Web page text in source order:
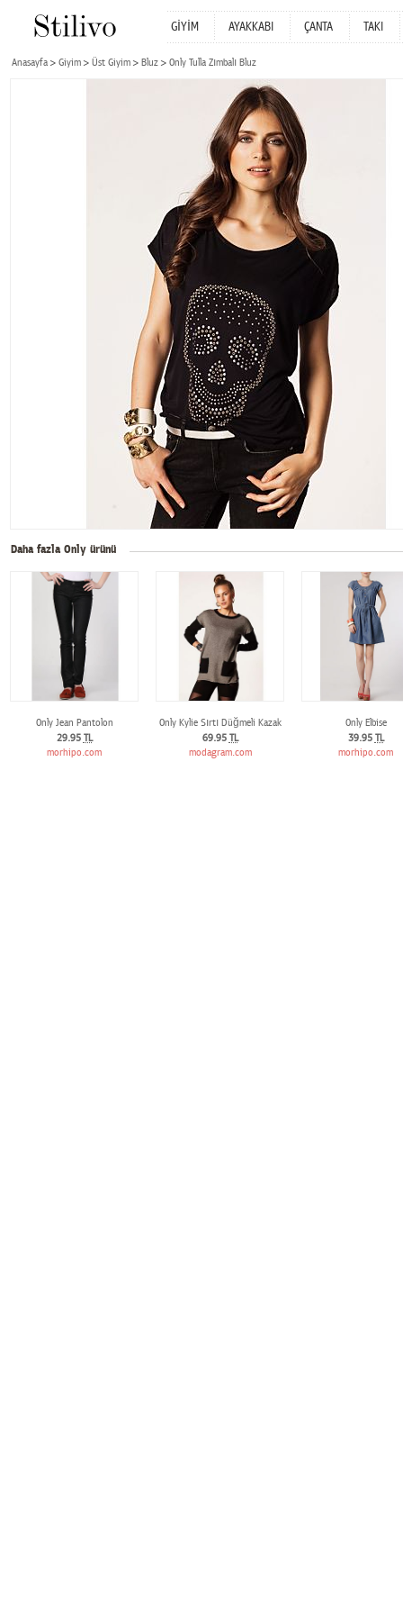
GİYİM AYAKKABI ÇANTA TAKI
Anasayfa Giyim Üst Giyim Bluz Only Tulla Zımbalı Bluz
Daha fazla Only ürünü
Only Jean Pantolon
29.95 TL
morhipo.com
Only Kylie Sırtı Düğmeli Kazak
69.95 TL
modagram.com
Only Elbise
39.95 TL
morhipo.com